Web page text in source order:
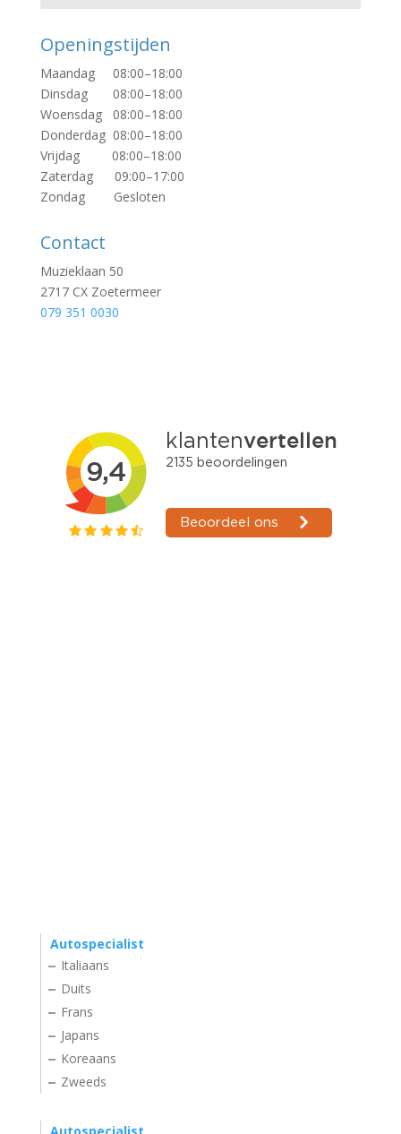
Openingstijden
Maandag 08:00–18:00
Dinsdag 08:00–18:00
Woensdag 08:00–18:00
Donderdag 08:00–18:00
Vrijdag 08:00–18:00
Zaterdag 09:00–17:00
Zondag Gesloten
Contact
Muzieklaan 50
2717 CX Zoetermeer
079 351 0030
Autospecialist
Italiaans
Duits
Frans
Japans
Koreaans
Zweeds